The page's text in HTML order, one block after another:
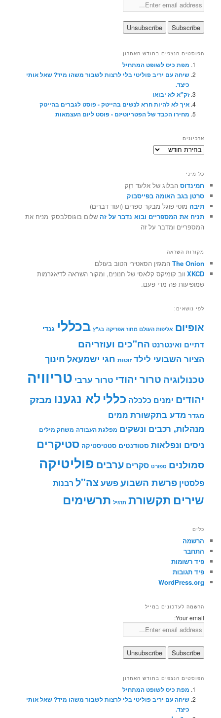
הפוסטים הנצפים בחודש האחרון
מפת כיס לשופט המתחיל
שיחה עם יריב פוליטי בלי לרצות לשבור משהו מיד? שאל אותי
כיצד.
זק"א לא יבואו
איך לא להיות חרא לנשים בהייטק - פוסט לגברים בהייטק
מחירו הכבד של הפטריוטיזם - פוסט ליום העצמאות
ארכיונים
ארכיונים
כל מיני
חמינדוס הבלוג של אלעד רוֶק
סרטן בגב האומה בפייסבוק
תיבה מוטי פוגל מבקר ספרים (ועוד דברים)
תניח את המספריים ובוא נדבר על זה שלום בוגוסלבסקי מניח את
המספריים ומדבר על זה
מקורות השראה
The Onion המגזין הסאטירי הטוב בעולם
XKCD ווב קומיקס קלאסי של חנונים, ומקור השראה לדיאגרמות
שמופיעות פה מדי פעם.
לפי נושאים:
אופיום אליפות העולם מחוז אפריקה בג"ץ בכללי גנדי
דתיים ואינטרנט הח"כים ועוזריהם
הציור השבועי לילד זוטות חגי ישמעאל חינוך
טכנולוגיה טרור יהודי טרור ערבי טריוויה
יהודים ימנים כלכלה כללי לא נגענו מבזק
מגדר מדע בתקשורת ממים
מנהלות, רכבים ונשקים מפלגת העבודה משחק מילים
ניסים ונפלאות סטודנטים סטטיסטיקה סטיקרים
סמולנים ספורט סקרים ערבים פוליטיקה
פלסטין פרשת השבועפשעצה"ל רבנות
שירים תקשורת תרגיל תרשימים
כלים
הרשמה
התחבר
פיד רשומות
פיד תגובות
WordPress.org
הרשמה לעדכונים במייל
Your email:
הפוסטים הנצפים בחודש האחרון
מפת כיס לשופט המתחיל
שיחה עם יריב פוליטי בלי לרצות לשבור משהו מיד? שאל אותי
כיצד.